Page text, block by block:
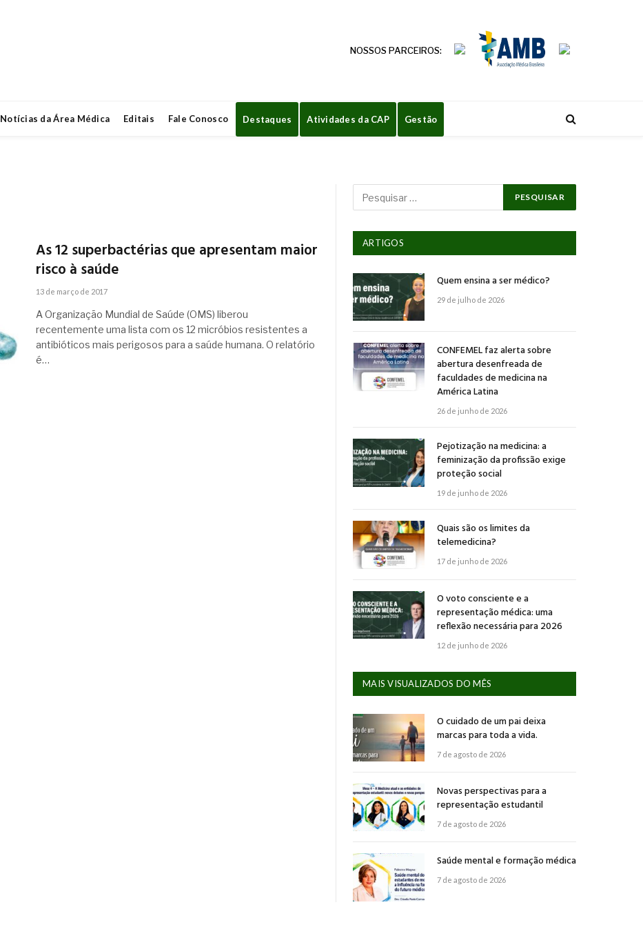
NOSSOS PARCEIROS:
Notícias da Área Médica Editais Fale Conosco Destaques Atividades da CAP Gestão
As 12 superbactérias que apresentam maior
risco à saúde
13 de março de 2017
A Organização Mundial de Saúde (OMS) liberou
recentemente uma lista com os 12 micróbios resistentes a
antibióticos mais perigosos para a saúde humana. O relatório
é…
ARTIGOS
Quem ensina a ser médico?
29 de julho de 2026
CONFEMEL faz alerta sobre
abertura desenfreada de
faculdades de medicina na
América Latina
26 de junho de 2026
Pejotização na medicina: a
feminização da profissão exige
proteção social
19 de junho de 2026
Quais são os limites da
telemedicina?
17 de junho de 2026
O voto consciente e a
representação médica: uma
reflexão necessária para 2026
12 de junho de 2026
MAIS VISUALIZADOS DO MÊS
O cuidado de um pai deixa
marcas para toda a vida.
7 de agosto de 2026
Novas perspectivas para a
representação estudantil
7 de agosto de 2026
Saúde mental e formação médica
7 de agosto de 2026